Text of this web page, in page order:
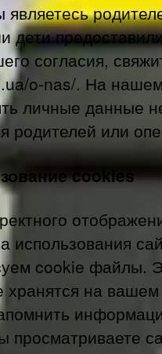
дети
согласия,
o-nas/. На
личные данные
родителей или
cookies
использования
cookie файлы.
хранятся на
просматриваете